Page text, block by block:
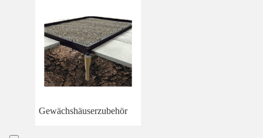
Gewächshäuserzubehör